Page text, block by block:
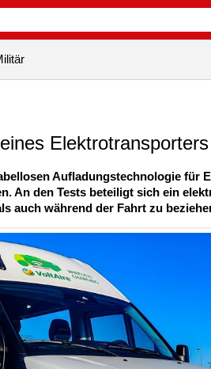
Aufladungstechnologie für
An den Tests beteiligt sich ein
auch während der Fahrt zu